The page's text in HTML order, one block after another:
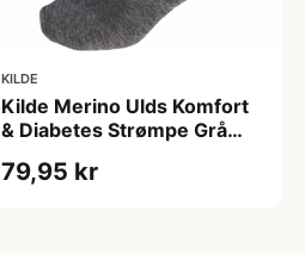
KILDE
Kilde Merino Ulds Komfort
& Diabetes Strømpe Grå
79,95 kr